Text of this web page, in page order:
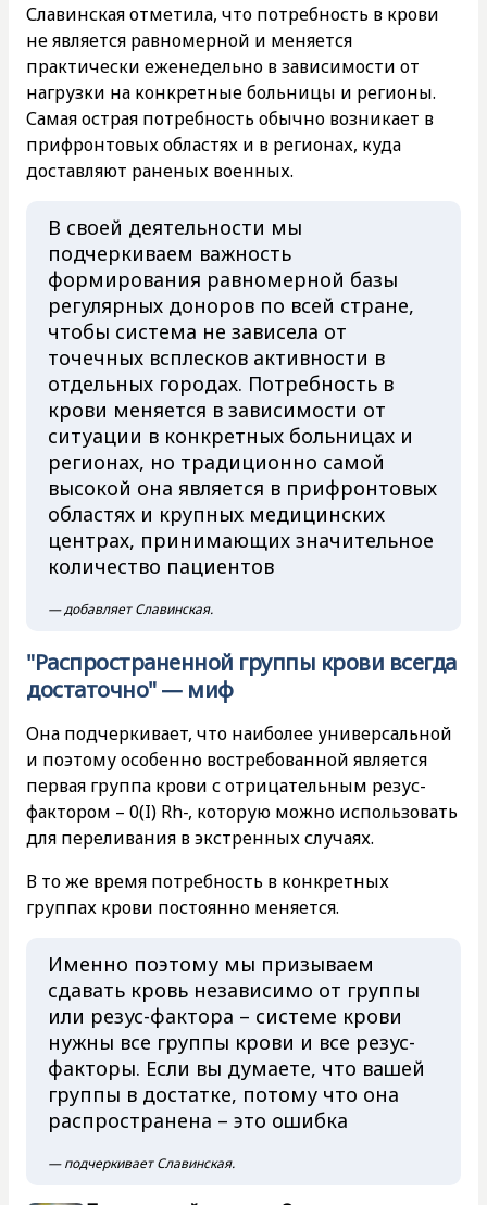
Славинская отметила, что потребность в крови
не является равномерной и меняется
практически еженедельно в зависимости от
нагрузки на конкретные больницы и регионы.
Самая острая потребность обычно возникает в
прифронтовых областях и в регионах, куда
доставляют раненых военных.
В своей деятельности мы
подчеркиваем важность
формирования равномерной базы
регулярных доноров по всей стране,
чтобы система не зависела от
точечных всплесков активности в
отдельных городах. Потребность в
крови меняется в зависимости от
ситуации в конкретных больницах и
регионах, но традиционно самой
высокой она является в прифронтовых
областях и крупных медицинских
центрах, принимающих значительное
количество пациентов
— добавляет Славинская.
"Распространенной группы крови всегда
достаточно" — миф
Она подчеркивает, что наиболее универсальной
и поэтому особенно востребованной является
первая группа крови с отрицательным резус-
фактором – 0(I) Rh−, которую можно использовать
для переливания в экстренных случаях.
В то же время потребность в конкретных
группах крови постоянно меняется.
Именно поэтому мы призываем
сдавать кровь независимо от группы
или резус-фактора – системе крови
нужны все группы крови и все резус-
факторы. Если вы думаете, что вашей
группы в достатке, потому что она
распространена – это ошибка
— подчеркивает Славинская.